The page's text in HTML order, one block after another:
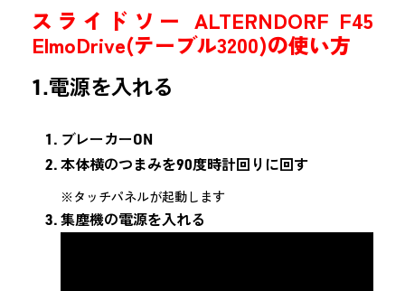
スライドソー ALTERNDORF F45
ElmoDrive(テーブル3200)の使い方
1.電源を入れる
ブレーカーON
本体横のつまみを90度時計回りに回す
※タッチパネルが起動します
集塵機の電源を入れる